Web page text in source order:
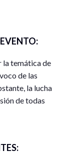
la temática de
de las
la lucha
de todas